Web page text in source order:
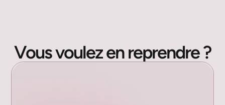
Vous voulez enreprendre?